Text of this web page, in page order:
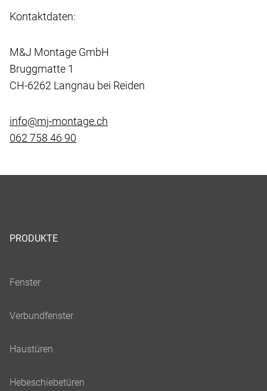
Kontaktdaten:
M&J Montage GmbH
Bruggmatte 1
CH-6262 Langnau bei Reiden
info@mj-montage.ch
062 758 46 90
PRODUKTE